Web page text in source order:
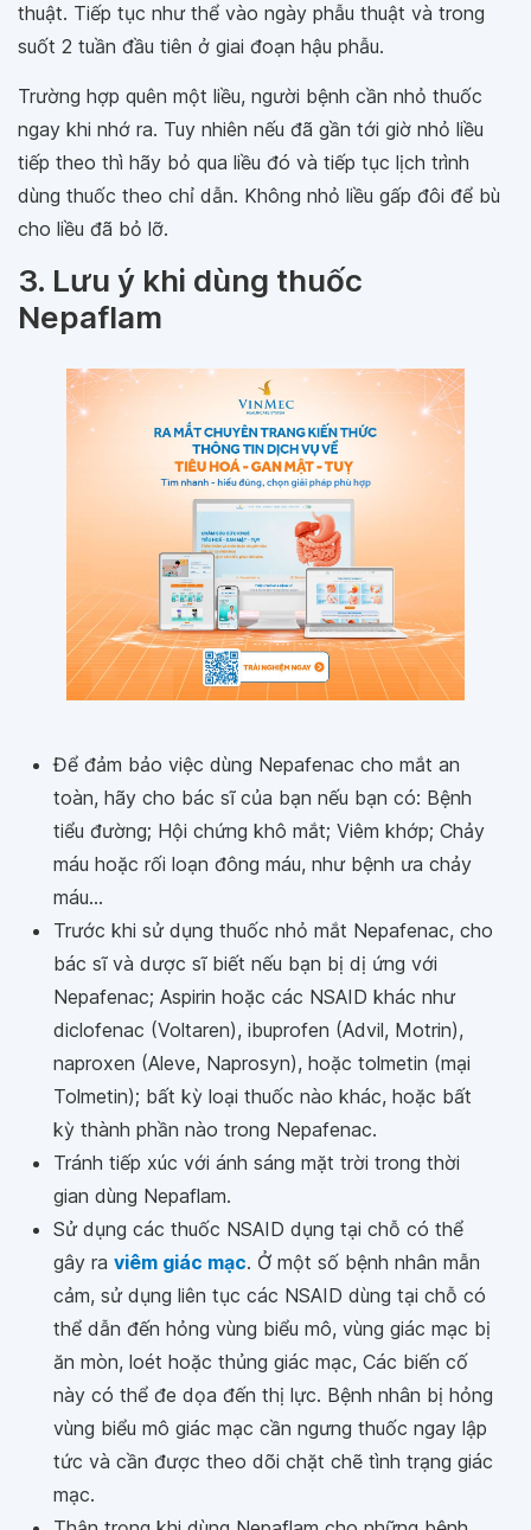
thuật. Tiếp tục như thể vào ngày phẫu thuật và trong
suốt 2 tuần đầu tiên ở giai đoạn hậu phẫu.
Trường hợp quên một liều, người bệnh cần nhỏ thuốc
ngay khi nhớ ra. Tuy nhiên nếu đã gần tới giờ nhỏ liều
tiếp theo thì hãy bỏ qua liều đó và tiếp tục lịch trình
dùng thuốc theo chỉ dẫn. Không nhỏ liều gấp đôi để bù
cho liều đã bỏ lỡ.
3. Lưu ý khi dùng thuốc
Nepaflam
Để đảm bảo việc dùng Nepafenac cho mắt an
toàn, hãy cho bác sĩ của bạn nếu bạn có: Bệnh
tiểu đường; Hội chứng khô mắt; Viêm khớp; Chảy
máu hoặc rối loạn đông máu, như bệnh ưa chảy
máu...
Trước khi sử dụng thuốc nhỏ mắt Nepafenac, cho
bác sĩ và dược sĩ biết nếu bạn bị dị ứng với
Nepafenac; Aspirin hoặc các NSAID khác như
diclofenac (Voltaren), ibuprofen (Advil, Motrin),
naproxen (Aleve, Naprosyn), hoặc tolmetin (mại
Tolmetin); bất kỳ loại thuốc nào khác, hoặc bất
kỳ thành phần nào trong Nepafenac.
Tránh tiếp xúc với ánh sáng mặt trời trong thời
gian dùng Nepaflam.
Sử dụng các thuốc NSAID dụng tại chỗ có thể
gây ra viêm giác mạc. Ở một số bệnh nhân mẫn
cảm, sử dụng liên tục các NSAID dùng tại chỗ có
thể dẫn đến hỏng vùng biểu mô, vùng giác mạc bị
ăn mòn, loét hoặc thủng giác mạc, Các biến cố
này có thể đe dọa đến thị lực. Bệnh nhân bị hỏng
vùng biểu mô giác mạc cần ngưng thuốc ngay lập
tức và cần được theo dõi chặt chẽ tình trạng giác
mạc.